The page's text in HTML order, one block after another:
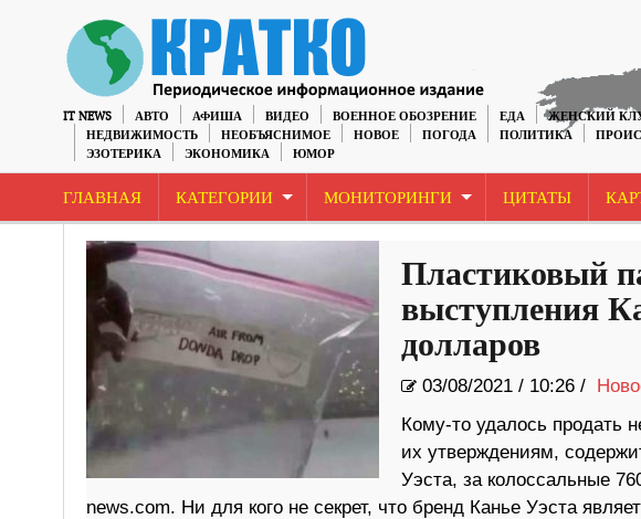
IT NEWS АВТО АФИША ВИДЕО ВОЕННОЕ ОБОЗРЕНИЕ ЕДА ЖЕНСКИЙ
НЕДВИЖИМОСТЬ
НЕОБЪЯСНИМОЕ НОВОЕ ПОГОДА ПОЛИТИКА
ЭЗОТЕРИКА
ЭКОНОМИКА ЮМОР
ГЛАВНАЯ КАТЕГОРИИ МОНИТОРИНГИ ЦИТАТЫ
Пластиковый
выступления
долларов
03/08/2021/ 10:26 /
Кому-то удалось продать
их утверждениям,
Уэста, за колоссальные
news.com. Ни для кого не секрет, что бренд Канье Уэста